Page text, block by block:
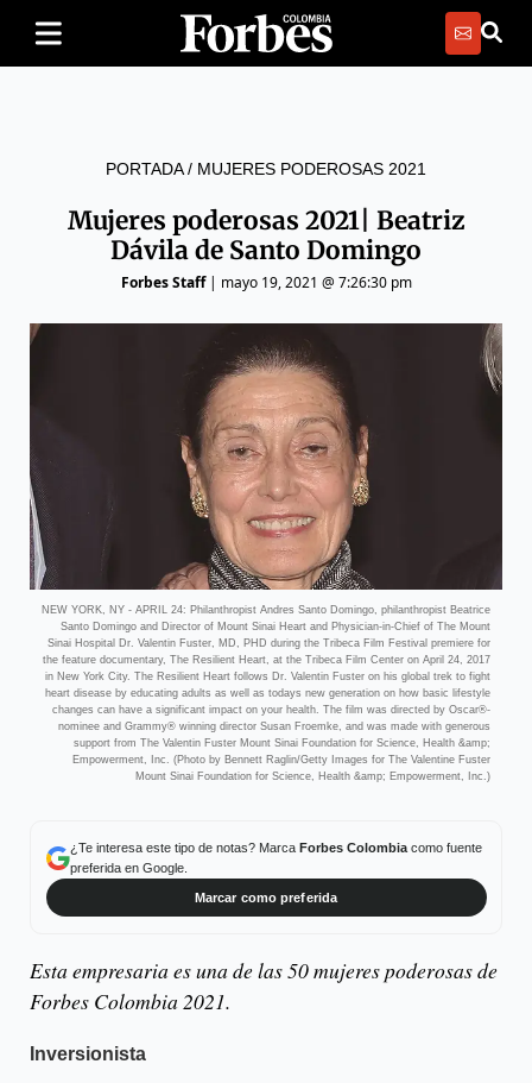
PORTADA/ MUJERES PODEROSAS 2021
Mujeres poderosas 2021| Beatriz
Dávila de Santo Domingo
Forbes Staff| mayo 19, 2021 @ 7:26:30 pm
NEW YORK, NY - APRIL 24: Philanthropist Andres Santo Domingo, philanthropist Beatrice
Santo Domingo and Director of Mount Sinai Heart and Physician-in-Chief of The Mount
Sinai Hospital Dr. Valentin Fuster, MD, PHD during the Tribeca Film Festival premiere for
the feature documentary, The Resilient Heart, at the Tribeca Film Center on April 24, 2017
in New York City. The Resilient Heart follows Dr. Valentin Fuster on his global trek to fight
heart disease by educating adults as well as todays new generation on how basic lifestyle
changes can have a significant impact on your health. The film was directed by Oscar®-
nominee and Grammy® winning director Susan Froemke, and was made with generous
support from The Valentin Fuster Mount Sinai Foundation for Science, Health &amp;
Empowerment, Inc. (Photo by Bennett Raglin/Getty Images for The Valentine Fuster
Mount Sinai Foundation for Science, Health &amp; Empowerment, Inc.)
¿Te interesa este tipo de notas? Marca Forbes Colombiacomo fuente
preferida en Google.
Marcar como preferida
Esta empresaria es una de las 50 mujeres poderosas de
Forbes Colombia 2021.
Inversionista